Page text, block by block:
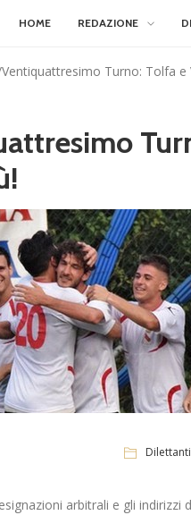
HOME REDAZIONE
Turno: Tolfa e
arbitrali e gli indirizzi